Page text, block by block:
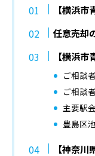
【横浜
任意売却
【横浜
ご相談
ご相談
主要駅
豊島区
【神奈